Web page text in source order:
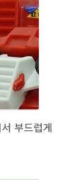
부드럽게